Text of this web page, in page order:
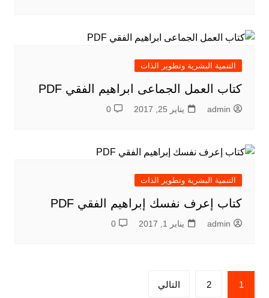
التنمية البشرية وتطوير الذات
كتاب العمل الجماعى ابراهيم الفقي PDF
admin يناير 25, 2017 0
التنمية البشرية وتطوير الذات
كتاب إعرف نفسك إبراهيم الفقي PDF
admin يناير 1, 2017 0
تعدد
1
2 التالي